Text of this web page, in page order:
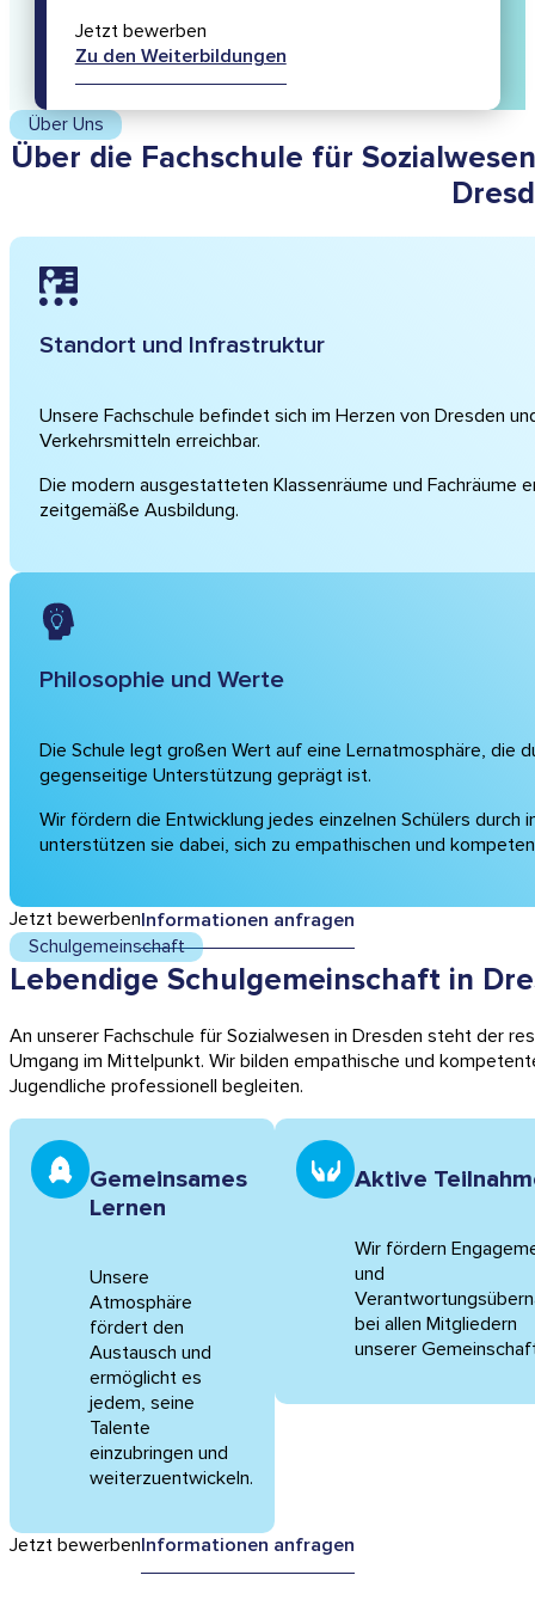
Jetzt bewerben
Zu den Weiterbildungen
Über Uns
Über die Fachschule für
Standort und Infrastruktur
Unsere Fachschule befindet sich im Herzen von Dresden
Verkehrsmitteln erreichbar.
Die modern ausgestatteten Klassenräume und Fachräume
zeitgemäße Ausbildung.
Philosophie und Werte
Die Schule legt großen Wert auf eine Lernatmosphäre, die
gegenseitige Unterstützung geprägt ist.
Wir fördern die Entwicklung jedes einzelnen Schülers durch
unterstützen sie dabei, sich zu empathischen und
Jetzt bewerbenInformationen anfragen
Schulgemeinschaft
Lebendige Schulgemeinschaft in
An unserer Fachschule für Sozialwesen in Dresden steht der
Umgang im Mittelpunkt. Wir bilden empathische und
Jugendliche professionell begleiten.
Gemeinsames
Lernen
Unsere
Atmosphäre
fördert den
Austausch und
ermöglicht es
jedem, seine
Talente
einzubringen und
weiterzuentwickeln.
Aktive
Wir fördern
und
bei allen Mitgliedern
unserer
Jetzt bewerbenInformationen anfragen